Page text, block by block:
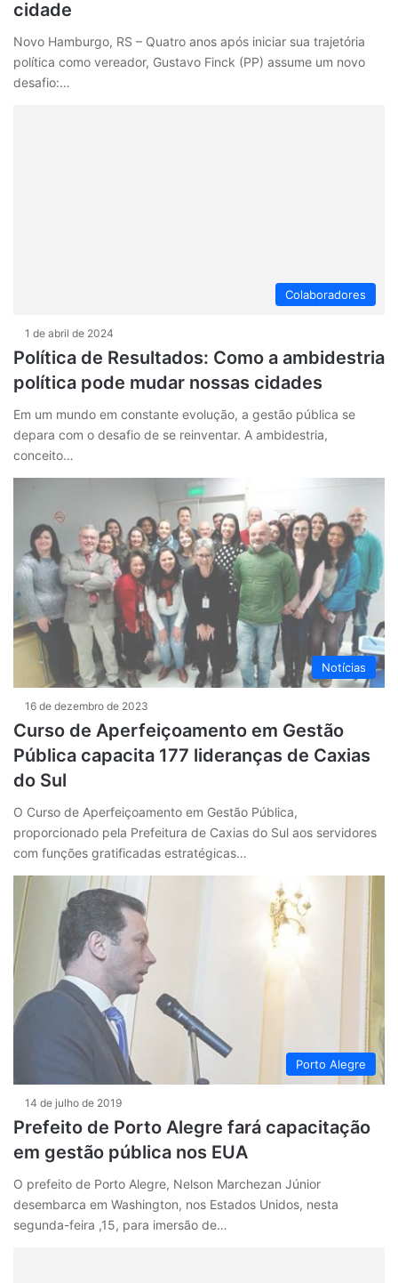
cidade
Novo Hamburgo, RS – Quatro anos após iniciar sua trajetória
política como vereador, Gustavo Finck (PP) assume um novo
desafio:…
Colaboradores
1 de abril de 2024
Política de Resultados: Como a ambidestria
política pode mudar nossas cidades
Em um mundo em constante evolução, a gestão pública se
depara com o desafio de se reinventar. A ambidestria,
conceito…
Notícias
16 de dezembro de 2023
Curso de Aperfeiçoamento em Gestão
Pública capacita 177 lideranças de Caxias
do Sul
O Curso de Aperfeiçoamento em Gestão Pública,
proporcionado pela Prefeitura de Caxias do Sul aos servidores
com funções gratificadas estratégicas…
Porto Alegre
14 de julho de 2019
Prefeito de Porto Alegre fará capacitação
em gestão pública nos EUA
O prefeito de Porto Alegre, Nelson Marchezan Júnior
desembarca em Washington, nos Estados Unidos, nesta
segunda-feira ,15, para imersão de…